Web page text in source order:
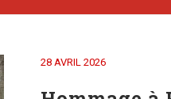
28 AVRIL 2026